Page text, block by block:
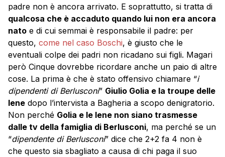
padre non è ancora arrivato. E soprattutto, si tratta di
qualcosa che è accaduto quando lui non era ancora
nato e di cui semmai è responsabile il padre: per
questo, come nel caso Boschi, è giusto che le
eventuali colpe dei padri non ricadano sui figli. Magari
però Cinque dovrebbe ricordare anche un paio di altre
cose. La prima è che è stato offensivo chiamare “i
dipendenti di Berlusconi” Giulio Golia e la troupe delle
Iene dopo l’intervista a Bagheria a scopo denigratorio.
Non perché Golia e le Iene non siano trasmesse
dalle tv della famiglia di Berlusconi, ma perché se un
“dipendente di Berlusconi” dice che 2+2 fa 4 non è
che questo sia sbagliato a causa di chi paga il suo